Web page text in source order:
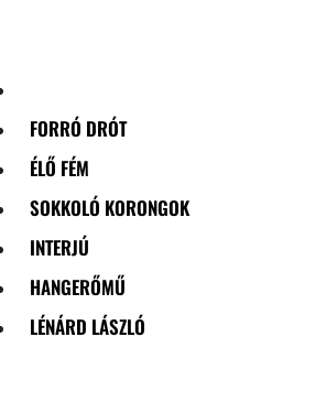
FORRÓ DRÓT
ÉLŐ FÉM
SOKKOLÓ KORONGOK
INTERJÚ
HANGERŐMŰ
LÉNÁRD LÁSZLÓ